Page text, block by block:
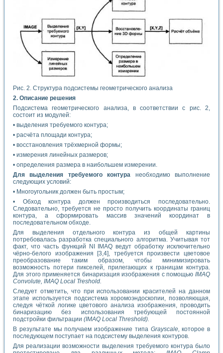
Рис. 2. Структура подсистемы геометрического анализа
2. Описание решения
Подсистема геометрического анализа, в соответствии с рис. 2,
состоит из модулей:
• выделения требуемого контура;
• расчёта площади контура;
• восстановления трёхмерной формы;
• измерения линейных размеров;
• определения размера в наибольшем измерении.
Для выделения требуемого контура необходимо выполнение
следующих условий:
• Многоугольник должен быть простым;
• Обход контура должен производиться последовательно.
Следовательно, требуется не просто получить координаты границ
контура, а сформировать массив значений координат в
последовательном обходе.
Для выделения отдельного контура из общей картины
потребовалась разработка специального алгоритма. Учитывая тот
факт, что часть функций NI IMAQ ведут обработку исключительно
чёрно-белого изображения [3,4], требуется произвести цветовое
преобразование таким образом, чтобы минимизировать
возможность потери пикселей, прилегающих к границам контура.
Для этого применяется бинаризация изображения с помощью IMAQ
Convolute, IMAQ Local Treshold.
Следует отметить, что при использовании красителей на данном
этапе используется подсистема хоромоэндоскопии, позволяющая,
следуя чёткой логике цветового анализа изображения, проводить
бинаризацию без использования требующей постоянной
подстройки фильтрации (IMAQ Local Threshold).
В результате мы получаем изображение типа Grayscale,которое в
последующем поступает на подсистему выделения контуров.
Для реализации возможности выделения требуемого контура было